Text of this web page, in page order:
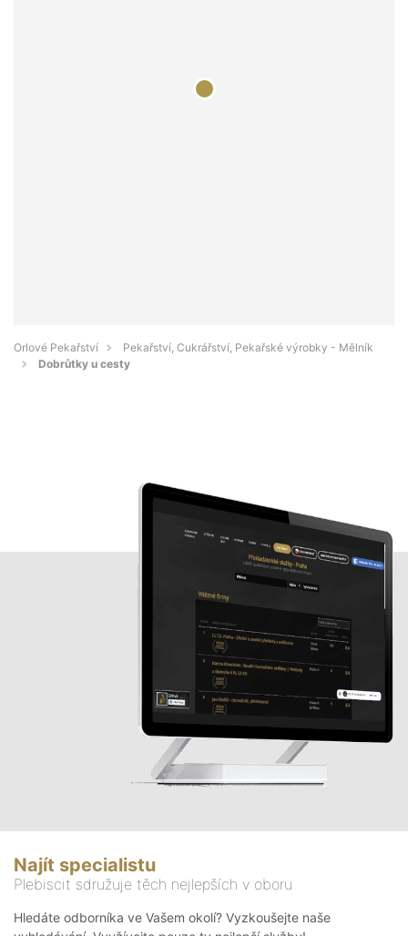
Orlové Pekařství
Pekařství, Cukrářství, Pekařské výrobky - Mělník
Dobrůtky u cesty
Najít specialistu
Plebiscit sdružuje těch nejlepších v oboru
Hledáte odborníka ve Vašem okolí? Vyzkoušejte naše